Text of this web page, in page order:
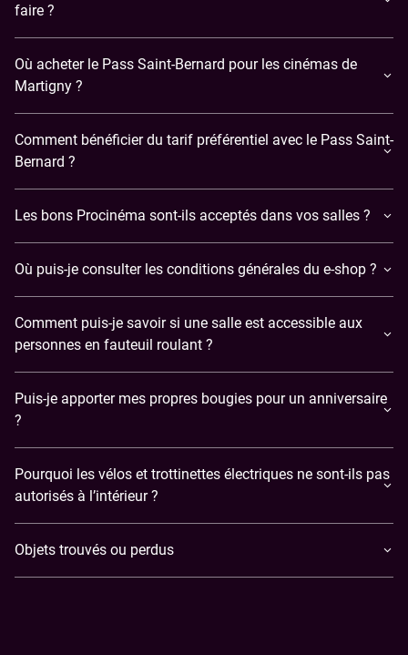
faire ?
Où acheter le Pass Saint-Bernard pour les cinémas de
Martigny ?
Comment bénéficier du tarif préférentiel avec le Pass Saint-
Bernard ?
Les bons Procinéma sont-ils acceptés dans vos salles ?
Où puis-je consulter les conditions générales du e-shop ?
Comment puis-je savoir si une salle est accessible aux
personnes en fauteuil roulant ?
Puis-je apporter mes propres bougies pour un anniversaire
?
Pourquoi les vélos et trottinettes électriques ne sont-ils pas
autorisés à l’intérieur ?
Objets trouvés ou perdus